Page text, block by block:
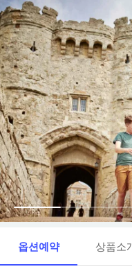
옵션예약 상품소